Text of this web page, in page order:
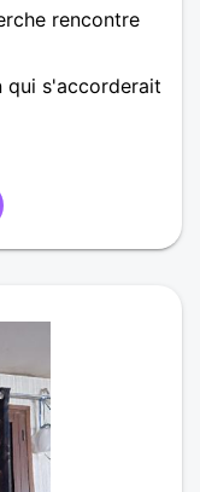
rencontre
qui s'accorderait